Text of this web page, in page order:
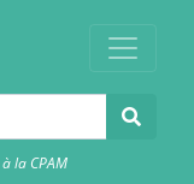
la CPAM